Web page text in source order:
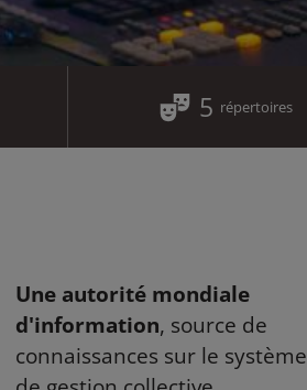
5 répertoires
Une autorité mondiale
d'information, source de
connaissances sur le système